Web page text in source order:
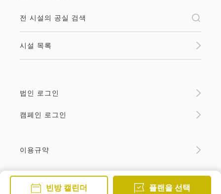
빈방 캘린더 플랜을 선택
전 시설의 공실 검색
시설 목록
법인 로그인
캠페인 로그인
이용규약